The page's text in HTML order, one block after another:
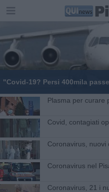
"Covid-19? Persi 400mila
Plasma per curare
Covid, contagiati
Coronavirus, nuovi
Coronavirus nel
Coronavirus, 21 i